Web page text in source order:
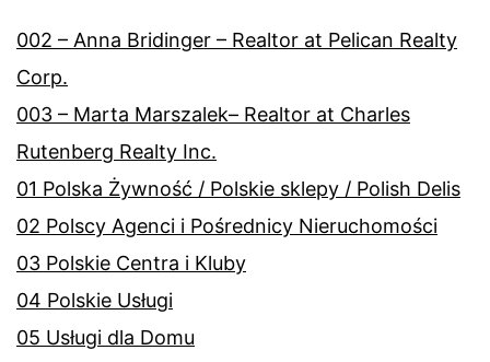
002 – Anna Bridinger – Realtor at Pelican Realty
Corp.
003 – Marta Marszalek– Realtor at Charles
Rutenberg Realty Inc.
01 Polska Żywność / Polskie sklepy / Polish Delis
02 Polscy Agenci i Pośrednicy Nieruchomości
03 Polskie Centra i Kluby
04 Polskie Usługi
05 Usługi dla Domu